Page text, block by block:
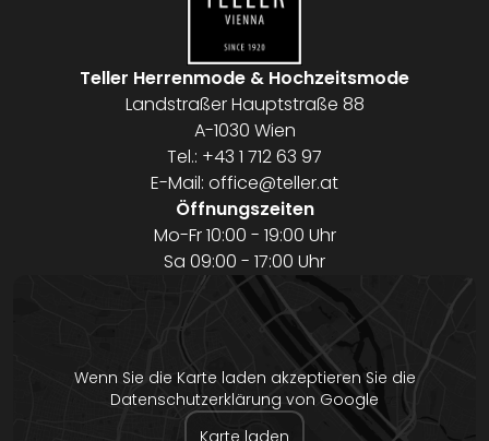
Teller Herrenmode & Hochzeitsmode
Landstraßer Hauptstraße 88
A-1030 Wien
Tel.: +43 1 712 63 97
E-Mail: office@teller.at
Öffnungszeiten
Mo-Fr 10:00 - 19:00 Uhr
Sa 09:00 - 17:00 Uhr
Wenn Sie die Karte laden akzeptieren Sie die
Datenschutzerklärung von Google